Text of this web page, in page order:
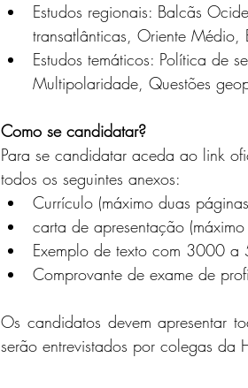
Estudos regionais: Balcãs
transatlânticas, Oriente Médio,
Estudos temáticos: Política de
Multipolaridade, Questões
Como se candidatar?
Para se candidatar aceda ao link
todos os seguintes anexos:
Currículo (máximo duas
carta de apresentação
Exemplo de texto com 3000 a
Comprovante de exame de
Os candidatos devem apresentar
serão entrevistados por colegas da